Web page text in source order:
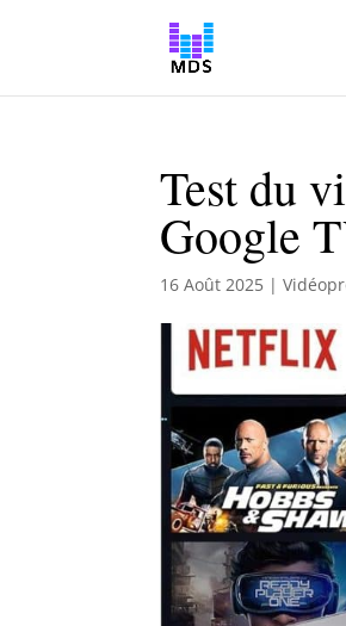
Test du
Google
16 Août 2025 |